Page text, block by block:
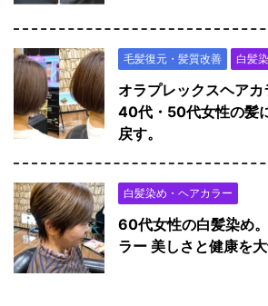
毛髪復元・髪質改善 白髪
オラプレックスヘアカ
40代・50代女性の髪
戻す。
白髪染め・ヘアカラー
60代女性の白髪染め
ラー 美しさと健康を